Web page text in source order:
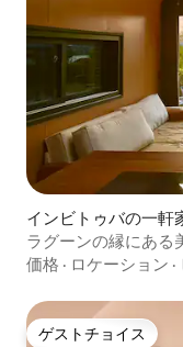
インビトゥバの一軒
ラグーンの縁にある
価格 · ロケーション ·
ゲストチョイス
ゲストチョイス